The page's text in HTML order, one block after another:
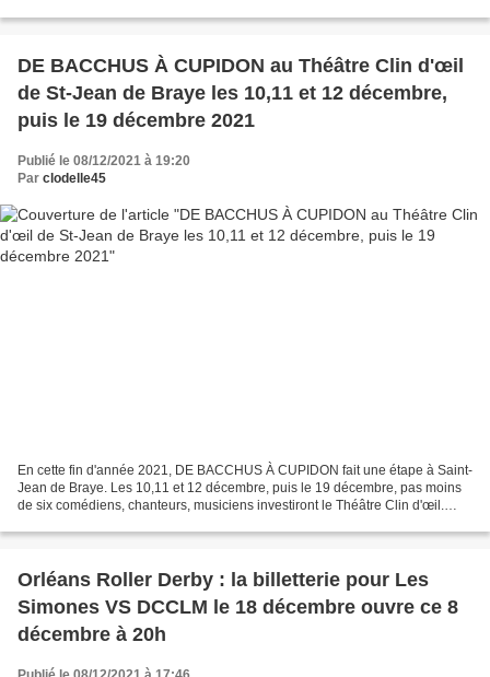
DE BACCHUS À CUPIDON au Théâtre Clin d'œil
de St-Jean de Braye les 10,11 et 12 décembre,
puis le 19 décembre 2021
Publié le 08/12/2021 à 19:20
Par clodelle45
En cette fin d'année 2021, DE BACCHUS À CUPIDON fait une étape à Saint-
Jean de Braye. Les 10,11 et 12 décembre, puis le 19 décembre, pas moins
de six comédiens, chanteurs, musiciens investiront le Théâtre Clin d'œil.
Orléans Roller Derby : la billetterie pour Les
Simones VS DCCLM le 18 décembre ouvre ce 8
décembre à 20h